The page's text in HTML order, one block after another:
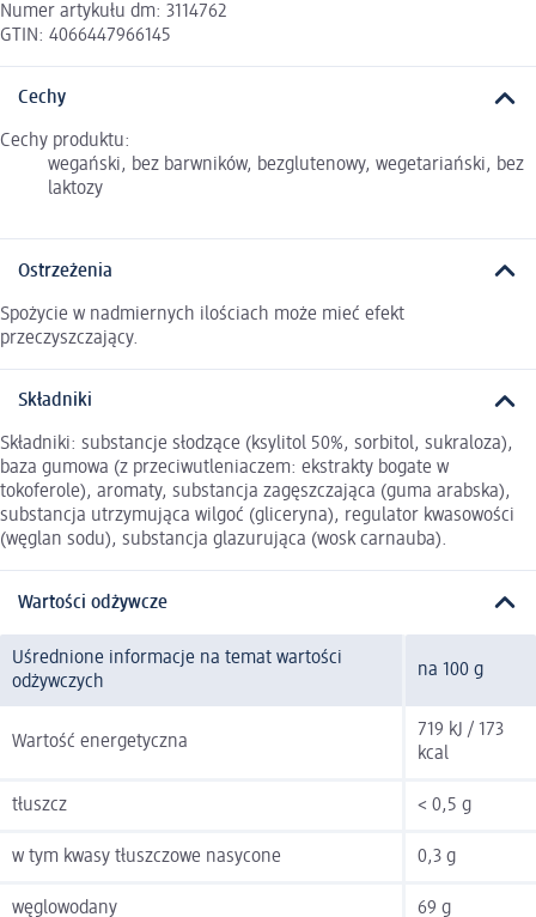
Numer artykułu dm: 3114762
GTIN: 4066447966145
Cechy
Cechy produktu:
wegański, bez barwników, bezglutenowy, wegetariański, bez
laktozy
Ostrzeżenia
Spożycie w nadmiernych ilościach może mieć efekt
przeczyszczający.
Składniki
Składniki: substancje słodzące (ksylitol 50%, sorbitol, sukraloza),
baza gumowa (z przeciwutleniaczem: ekstrakty bogate w
tokoferole), aromaty, substancja zagęszczająca (guma arabska),
substancja utrzymująca wilgoć (gliceryna), regulator kwasowości
(węglan sodu), substancja glazurująca (wosk carnauba).
Wartości odżywcze
Uśrednione informacje na temat wartości
odżywczych
na 100 g
Wartość energetyczna
719 kJ / 173
kcal
tłuszcz < 0,5 g
w tym kwasy tłuszczowe nasycone 0,3 g
węglowodany 69 g